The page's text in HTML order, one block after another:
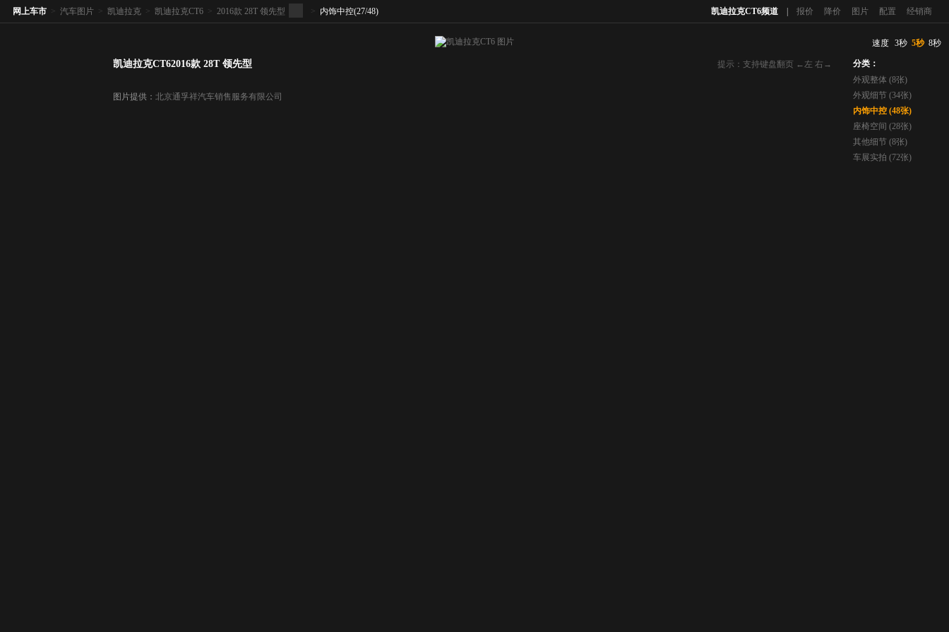
凯迪拉克CT6频道 报价 降价 图片 配置 经销商
网上车市 > 汽车图片 > 凯迪拉克 > 凯迪拉克CT6 > 2016款 28T 领先型 > 内饰中控(27/48)
提示：支持键盘翻页 ←左 右→
凯迪拉克CT62016款 28T 领先型
图片提供： 北京通孚祥汽车销售服务有限公司
速度 3秒 5秒 8秒
分类：
外观整体 (8张)
外观细节 (34张)
内饰中控 (48张)
座椅空间 (28张)
其他细节 (8张)
车展实拍 (72张)